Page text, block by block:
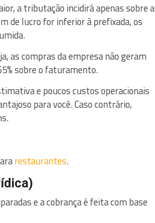
a tributação incidirá apenas sobre a
de lucro for inferior à prefixada, os
as compras da empresa não geram
sobre o faturamento.
e poucos custos operacionais
para você. Caso contrário,
restaurantes.
e a cobrança é feita com base